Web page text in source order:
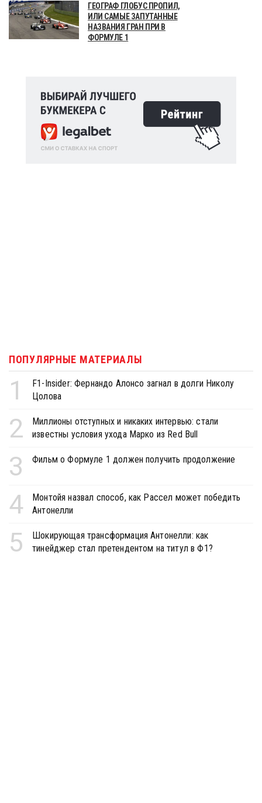
ГЕОГРАФ ГЛОБУС ПРОПИЛ,
ИЛИ САМЫЕ ЗАПУТАННЫЕ
НАЗВАНИЯ ГРАН ПРИ В
ФОРМУЛЕ 1
ПОПУЛЯРНЫЕ МАТЕРИАЛЫ
1
F1-Insider: Фернандо Алонсо загнал в долги Николу
Цолова
2
Миллионы отступных и никаких интервью: стали
известны условия ухода Марко из Red Bull
3 Фильм о Формуле 1 должен получить продолжение
4
Монтойя назвал способ, как Рассел может победить
Антонелли
5
Шокирующая трансформация Антонелли: как
тинейджер стал претендентом на титул в Ф1?